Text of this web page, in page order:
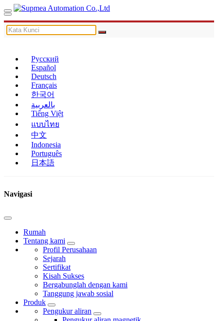
Русский
Español
Deutsch
Français
한국어
بالعربية
Tiếng Việt
แบบไทย
中文
Indonesia
Português
日本語
Navigasi
Rumah
Tentang kami
Profil Perusahaan
Sejarah
Sertifikat
Kisah Sukses
Bergabunglah dengan kami
Tanggung jawab sosial
Produk
Pengukur aliran